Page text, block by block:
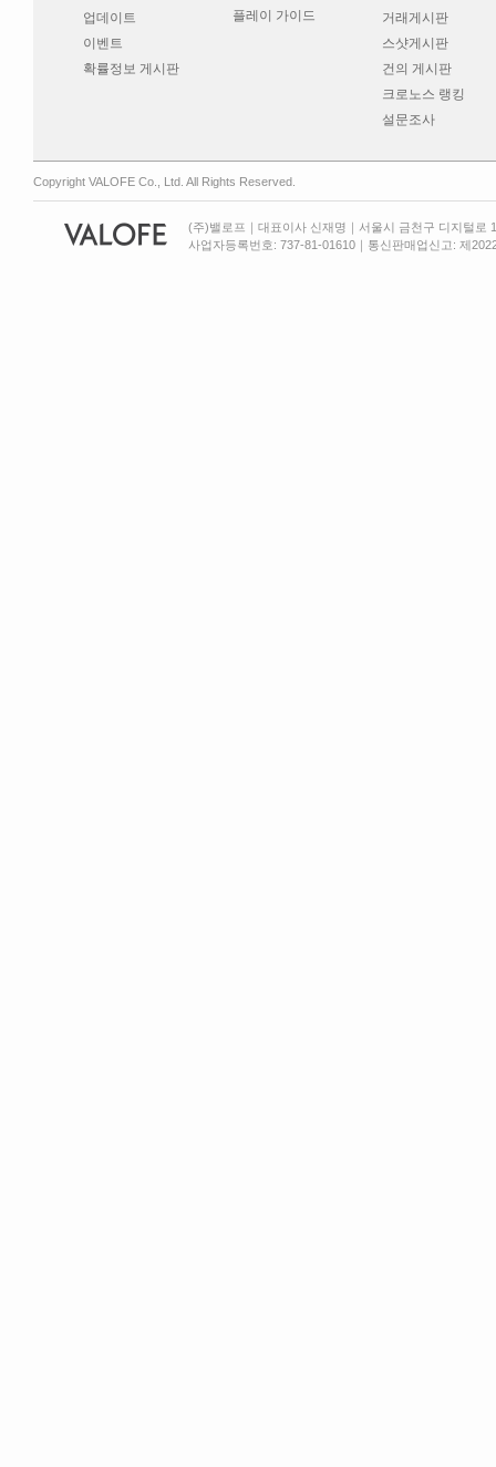
업데이트
이벤트
확률정보 게시판
플레이 가이드
거래게시판
스샷게시판
건의 게시판
크로노스 랭킹
설문조사
Copyright VALOFE Co., Ltd. All Rights Reserved.
(주)밸로프｜대표이사 신재명｜서울시 금천구 디지털로
사업자등록번호: 737-81-01610｜통신판매업신고: 제